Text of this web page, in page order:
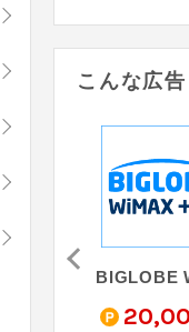
こんな広